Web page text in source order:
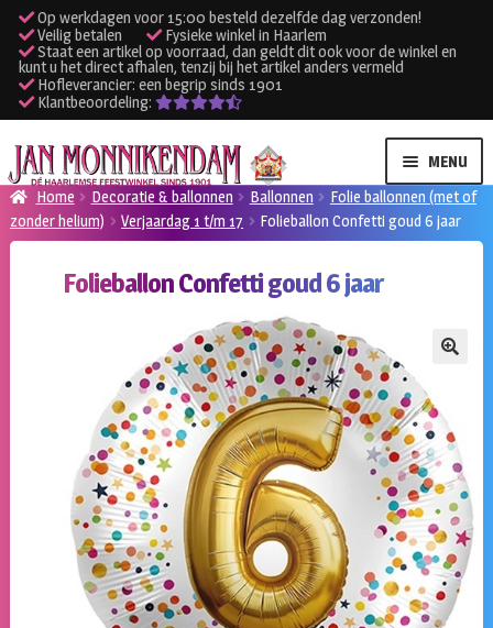
Op werkdagen voor 15:00 besteld dezelfde dag verzonden!
Veilig betalen
Fysieke winkel in Haarlem
Staat een artikel op voorraad, dan geldt dit ook voor de winkel en
kunt u het direct afhalen, tenzij bij het artikel anders vermeld
Hofleverancier: een begrip sinds 1901
Klantbeoordeling:
Ga
door
naar
navigatie
Ga
naar
de
inhoud
MENU
Verhuur kleding
Verhuur apparatuur
Klantenservice
Inloggen
Home Decoratie & ballonnen Ballonnen
Folie ballonnen (met of
zonder helium)
Verjaardag 1 t/m 17 Folieballon Confetti goud 6 jaar
Folieballon Confetti goud 6 jaar